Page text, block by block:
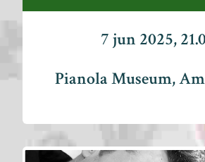
7 jun 2025,
Pianola Museum,